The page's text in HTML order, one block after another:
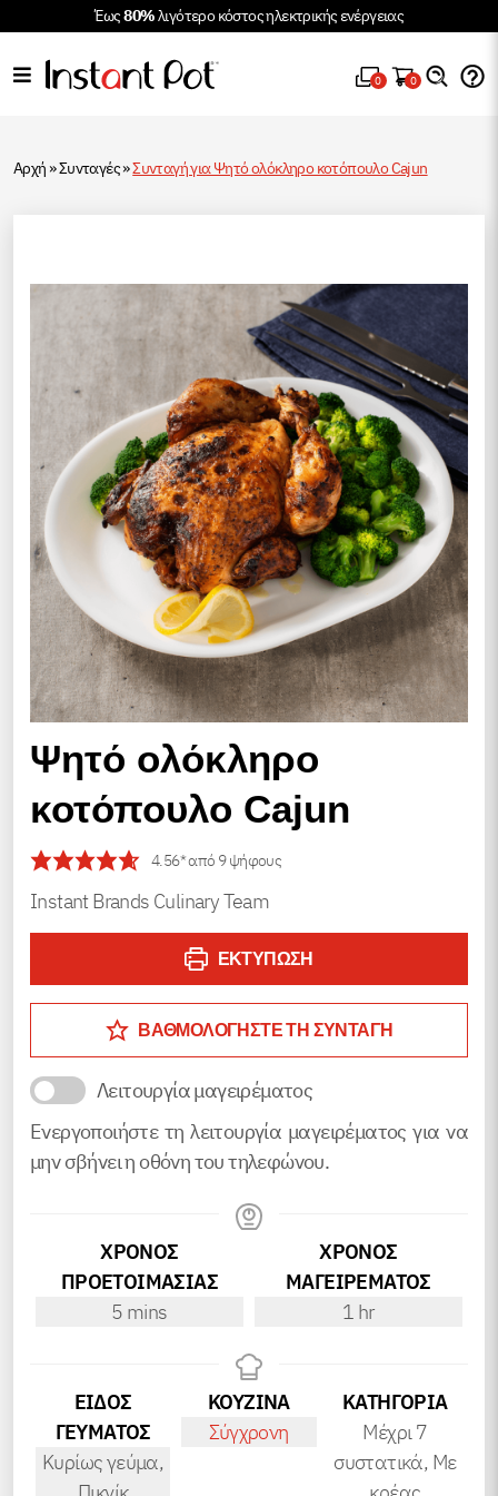
Έως80%λιγότερο κόστος ηλεκτρικής ενέργειας
0 0
Αρχή»Συνταγές»Συνταγή για Ψητό ολόκληρο κοτόπουλο Cajun
Ψητό ολόκληρο
κοτόπουλο Cajun
4.56* από 9ψήφους
Instant Brands Culinary Team
ΕΚΤΎΠΩΣΗ
ΒΑΘΜΟΛΟΓΗΣΤΕ ΤΗ ΣΥΝΤΑΓΗ
Λειτουργία μαγειρέματος
Ενεργοποιήστε τη λειτουργία μαγειρέματος για να
μην σβήνει η οθόνη του τηλεφώνου.
ΧΡΟΝΟΣ
ΠΡΟΕΤΟΙΜΑΣΙΑΣ
5minutes
mins
ΧΡΟΝΟΣ
ΜΑΓΕΙΡΕΜΑΤΟΣ
1 hour
hr
ΕΙΔΟΣ
ΓΕΥΜΑΤΟΣ
Κυρίως γεύμα,
ΚΟΥΖΙΝΑ
Σύγχρονη
ΚΑΤΗΓΟΡΊΑ
Μέχρι 7
συστατικά, Με